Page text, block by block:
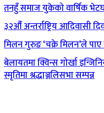
तनहुँ समाज युकेको वार्षिक
३२औँ अन्तर्राष्ट्रिय आदिवासी
मिलन गुरुङ ‘चक्रे मिलन’ले पाए
बेलायतमा क्विन्स गोर्खा
स्मृतिमा श्रद्धाञ्जलिसभा सम्पन्न